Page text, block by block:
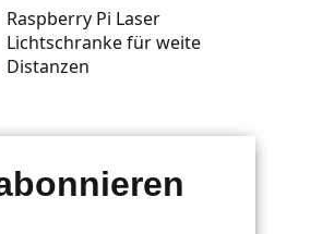
Raspberry Pi Laser
Lichtschranke für weite
Distanzen